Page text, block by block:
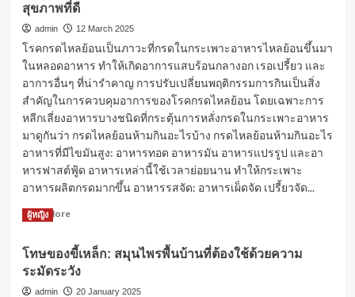
จุลินทรีย์
ใน
สร้าง
สมดุล
เพื่อ
สุขภาพ
ที่
สุขภาพที่ดี
admin 12 March 2025
โรคกรดไหลย้อนเป็นภาวะที่กรดในกระเพาะอาหารไหลย้อนขึ้นมา
ในหลอดอาหาร ทำให้เกิดอาการแสบร้อนกลางอก เรอเปรี้ยว และ
อาการอื่นๆ ที่น่ารำคาญ การปรับเปลี่ยนพฤติกรรมการกินเป็นสิ่ง
สำคัญในการควบคุมอาการของโรคกรดไหลย้อน โดยเฉพาะการ
หลีกเลี่ยงอาหารบางชนิดที่กระตุ้นการหลั่งกรดในกระเพาะอาหาร
มาดูกันว่า กรดไหลย้อนห้ามกินอะไรบ้าง กรดไหลย้อนห้ามกินอะไร
อาหารที่มีไขมันสูง: อาหารทอด อาหารมัน อาหารแปรรูป และอา
หารฟาสต์ฟู้ด อาหารเหล่านี้ใช้เวลาย่อยนาน ทำให้กระเพาะ
อาหารผลิตกรดมากขึ้น อาหารรสจัด: อาหารเผ็ดจัด เปรี้ยวจัด...
Read MoreRead
about
กรด
ไหล
ย้อน
ผู้หญิง
โทษของขี้เหล็ก: สมุนไพรพื้นบ้านที่ต้องใช้ด้วยความ
ระมัดระวัง
admin 20 January 2025